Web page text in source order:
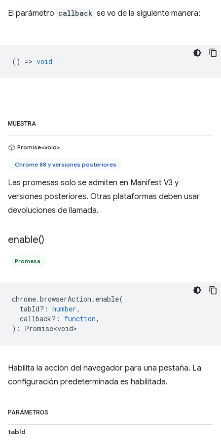
El parámetro callback se ve de la siguiente manera:
() => void
MUESTRA
Promise<void>
Chrome 88 y versiones posteriores
Las promesas solo se admiten en Manifest V3 y
versiones posteriores. Otras plataformas deben usar
devoluciones de llamada.
enable()
Promesa
chrome.browserAction . enable(
tabId? : number,
callback? : function,
) : Promise<void>
Habilita la acción del navegador para una pestaña. La
configuración predeterminada es habilitada.
PARÁMETROS
tabId